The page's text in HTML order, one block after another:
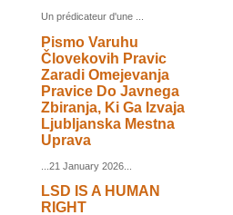
Un prédicateur d'une ...
Pismo Varuhu
Človekovih Pravic
Zaradi Omejevanja
Pravice Do Javnega
Zbiranja, Ki Ga Izvaja
Ljubljanska Mestna
Uprava
...21 January 2026...
LSD IS A HUMAN
RIGHT